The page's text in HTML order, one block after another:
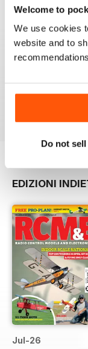
Welcome to
We use cookies
website and to
Do not
RCM&E
aeromodelling.
EDIZIONI
Jul-26